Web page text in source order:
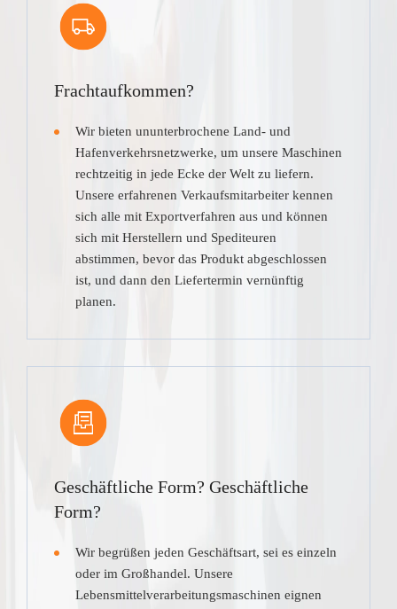
Frachtaufkommen?
Wir bieten ununterbrochene Land- und
Hafenverkehrsnetzwerke, um unsere Maschinen
rechtzeitig in jede Ecke der Welt zu liefern.
Unsere erfahrenen Verkaufsmitarbeiter kennen
sich alle mit Exportverfahren aus und können
sich mit Herstellern und Spediteuren
abstimmen, bevor das Produkt abgeschlossen
ist, und dann den Liefertermin vernünftig
planen.
Geschäftliche Form? Geschäftliche
Form?
Wir begrüßen jeden Geschäftsart, sei es einzeln
oder im Großhandel. Unsere
Lebensmittelverarbeitungsmaschinen eignen